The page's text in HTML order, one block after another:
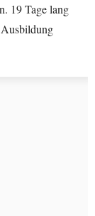
19 Tage lang